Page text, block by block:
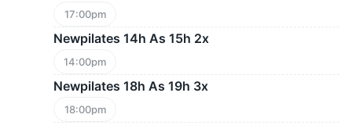
17:00pm
Newpilates 14h As 15h 2x
14:00pm
Newpilates 18h As 19h 3x
18:00pm